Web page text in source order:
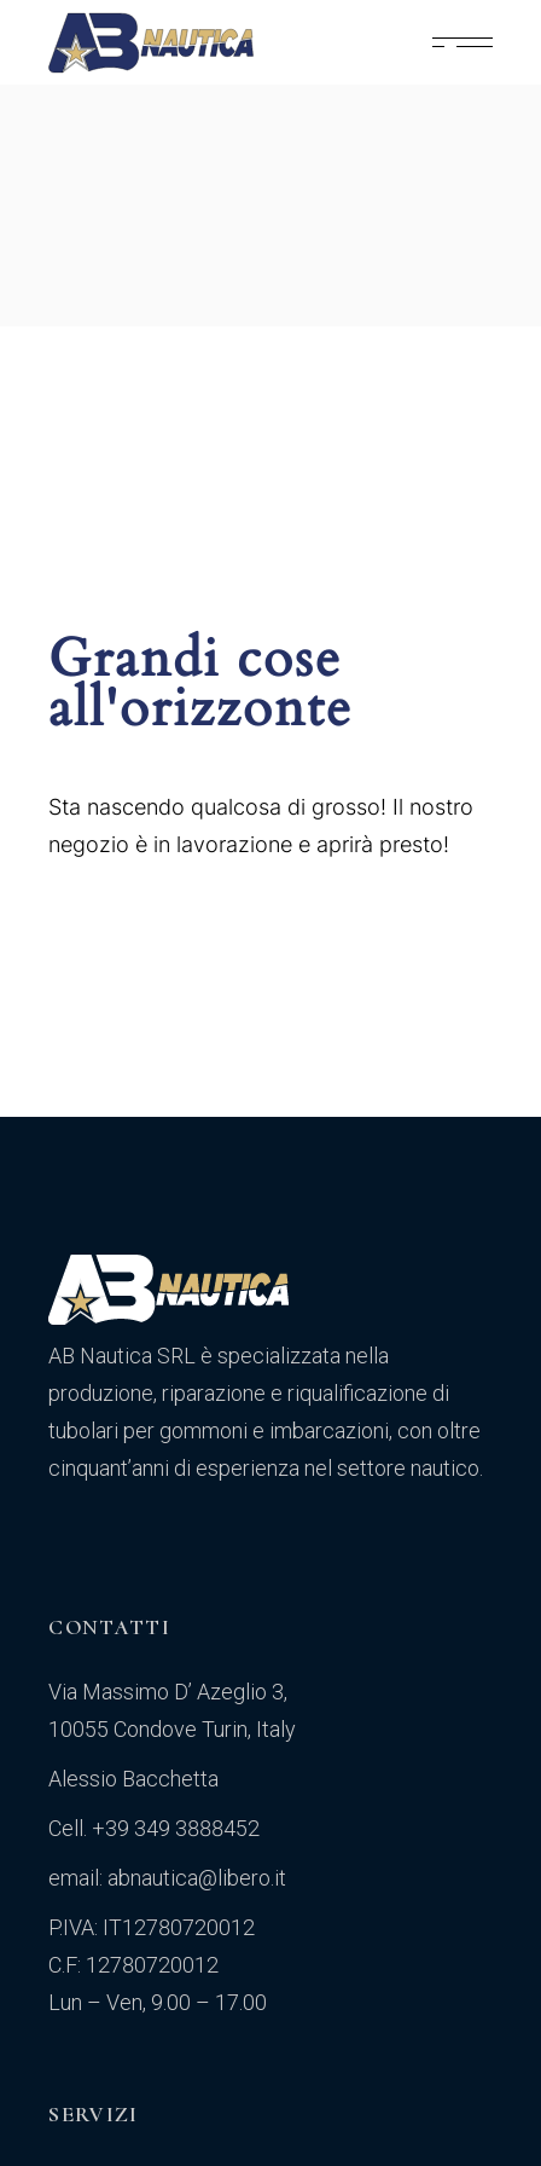
Grandi cose
all'orizzonte
Sta nascendo qualcosa di grosso! Il nostro
negozio è in lavorazione e aprirà presto!
AB Nautica SRL è specializzata nella
produzione, riparazione e riqualificazione di
tubolari per gommoni e imbarcazioni, con oltre
cinquant’anni di esperienza nel settore nautico.
CONTATTI
Via Massimo D’ Azeglio 3,
10055 Condove Turin, Italy
Alessio Bacchetta
Cell. +39 349 3888452
email: abnautica@libero.it
P.IVA: IT12780720012
C.F: 12780720012
Lun – Ven, 9.00 – 17.00
SERVIZI